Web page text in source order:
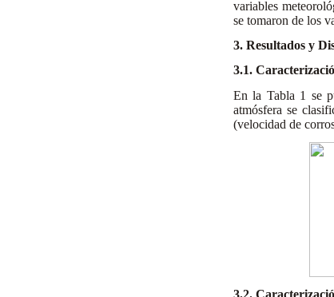
variables
se tomaron de los
3. Resultados y
3.1.
En la Tabla 1 se
atmósfera se
(velocidad de
3.2.